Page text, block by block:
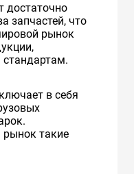
достаточно
запчастей, что
рынок
в себя
рынок такие